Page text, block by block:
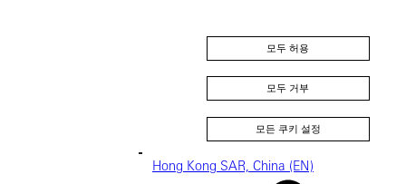
Hong Kong SAR, China (EN)
모두 허용
모두 거부
모든 쿠키 설정